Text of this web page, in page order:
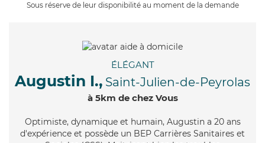
Sous réserve de leur disponibilité au moment de la demande
ÉLÉGANT
Augustin I., Saint-Julien-de-Peyrolas
à 5km de chez Vous
Optimiste, dynamique et humain, Augustin a 20 ans
d'expérience et possède un BEP Carrières Sanitaires et